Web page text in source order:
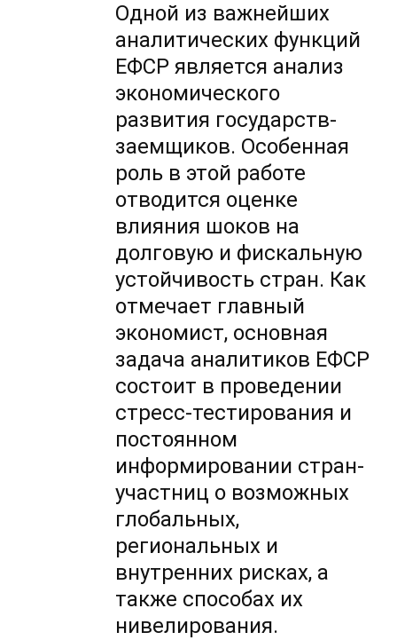
Одной из важнейших
аналитических функций
ЕФСР является анализ
экономического
развития государств-
заемщиков. Особенная
роль в этой работе
отводится оценке
влияния шоков на
долговую и фискальную
устойчивость стран. Как
отмечает главный
экономист, основная
задача аналитиков ЕФСР
состоит в проведении
стресс-тестирования и
постоянном
информировании стран-
участниц о возможных
глобальных,
региональных и
внутренних рисках, а
также способах их
нивелирования.